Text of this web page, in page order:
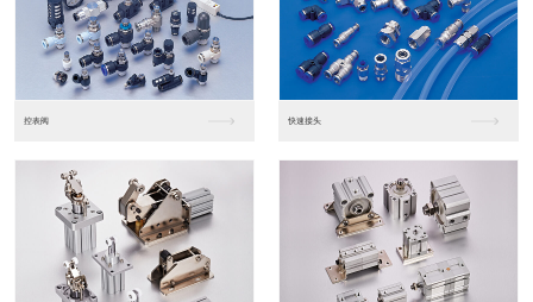
东莞松下PLC 松下人机界面GT07